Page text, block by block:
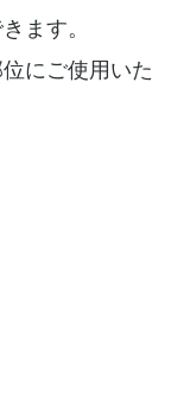
ます。
にご使用いた